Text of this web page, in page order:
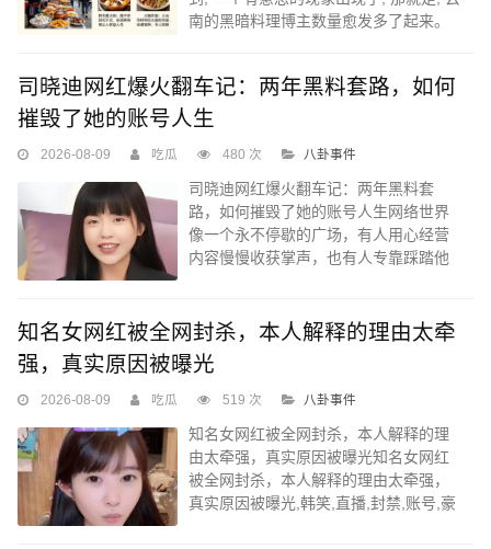
南的黑暗料理博主数量愈发多了起来。
司晓迪网红爆火翻车记：两年黑料套路，如何
摧毁了她的账号人生
2026-08-09 吃瓜 480 次 八卦事件
司晓迪网红爆火翻车记：两年黑料套
路，如何摧毁了她的账号人生网络世界
像一个永不停歇的广场，有人用心经营
内容慢慢收获掌声，也有人专靠踩踏他
自称“内幕掌握者”的账号横空出世...
知名女网红被全网封杀，本人解释的理由太牵
强，真实原因被曝光
2026-08-09 吃瓜 519 次 八卦事件
知名女网红被全网封杀，本人解释的理
由太牵强，真实原因被曝光知名女网红
被全网封杀，本人解释的理由太牵强，
真实原因被曝光,韩笑,直播,封禁,账号,豪